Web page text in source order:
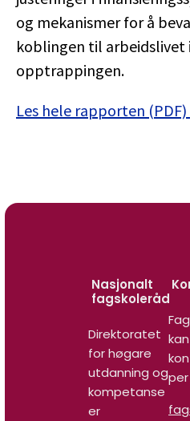
og mekanismer for å
koblingen til arbeidslivet
opptrappingen.
Les hele rapporten (PDF)
Nasjonalt
fagskoleråd
Direktoratet
for høgare
utdanning og
kompetanse
er
kan